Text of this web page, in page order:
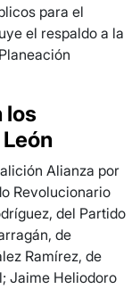
para el
el respaldo a la
los
Alianza por
Revolucionario
del Partido
de
Ramírez, de
Jaime Heliodoro